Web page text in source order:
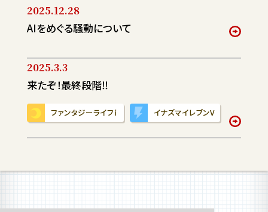
2025.12.28
AIをめぐる騒動について
2025.3.3
来たぞ！最終段階‼
ファンタジーライフｉ イナズマイレブンV